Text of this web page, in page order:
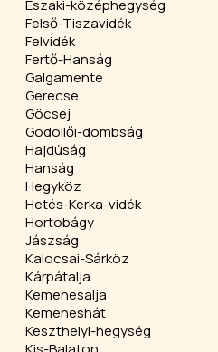
Északi-középhegység
Felső-Tiszavidék
Felvidék
Fertő-Hanság
Galgamente
Gerecse
Göcsej
Gödöllői-dombság
Hajdúság
Hanság
Hegyköz
Hetés-Kerka-vidék
Hortobágy
Jászság
Kalocsai-Sárköz
Kárpátalja
Kemenesalja
Kemeneshát
Keszthelyi-hegység